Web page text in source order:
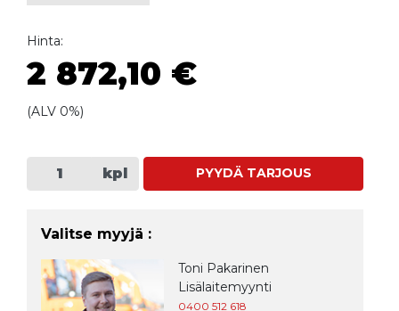
Hinta:
2 872,10 €
(ALV 0%)
kpl PYYDÄ TARJOUS
Valitse myyjä :
Toni Pakarinen
Lisälaitemyynti
0400 512 618